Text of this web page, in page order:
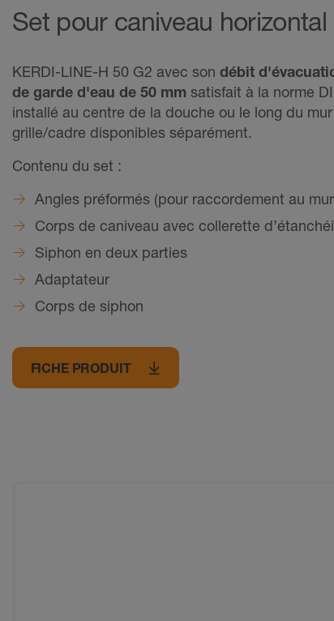
Set pour caniveau horizontal
KERDI-LINE-H 50 G2 avec son débit
de garde d'eau de 50 mm satisfait à la norme
installé au centre de la douche ou le long du
grille/cadre disponibles séparément.
Contenu du set :
Angles préformés (pour raccordement au
Corps de caniveau avec collerette
Siphon en deux parties
Adaptateur
Corps de siphon
FICHE PRODUIT